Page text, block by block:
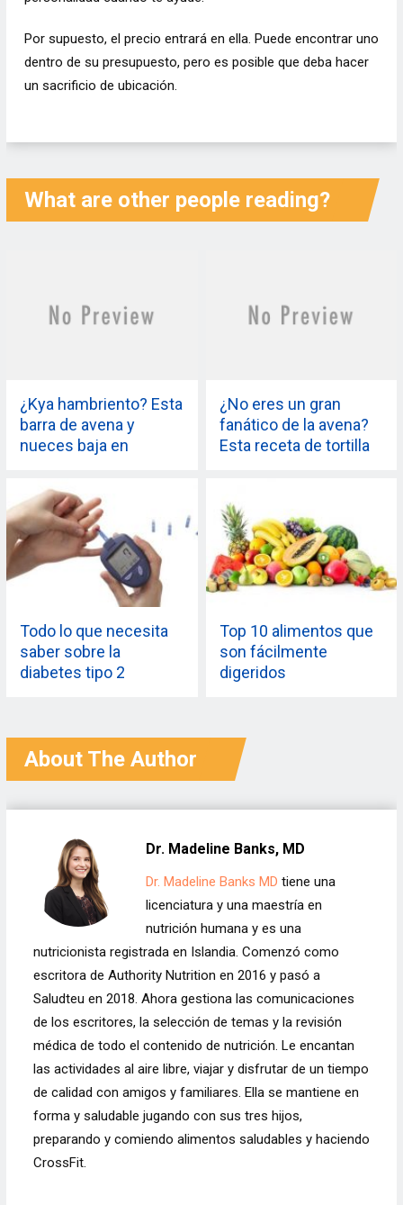
Por supuesto, el precio entrará en ella. Puede encontrar uno
dentro de su presupuesto, pero es posible que deba hacer
un sacrificio de ubicación.
What are other people reading?
¿Kya hambriento? Esta
barra de avena y
nueces baja en
perfecto para la noche.
¿No eres un gran
fanático de la avena?
Esta receta de tortilla
desayuno.
Todo lo que necesita
saber sobre la
diabetes tipo 2
Top 10 alimentos que
son fácilmente
digeridos
About The Author
Dr. Madeline Banks, MD
Dr. Madeline Banks MD tiene una
licenciatura y una maestría en
nutrición humana y es una
nutricionista registrada en Islandia. Comenzó como
escritora de Authority Nutrition en 2016 y pasó a
Saludteu en 2018. Ahora gestiona las comunicaciones
de los escritores, la selección de temas y la revisión
médica de todo el contenido de nutrición. Le encantan
las actividades al aire libre, viajar y disfrutar de un tiempo
de calidad con amigos y familiares. Ella se mantiene en
forma y saludable jugando con sus tres hijos,
preparando y comiendo alimentos saludables y haciendo
CrossFit.